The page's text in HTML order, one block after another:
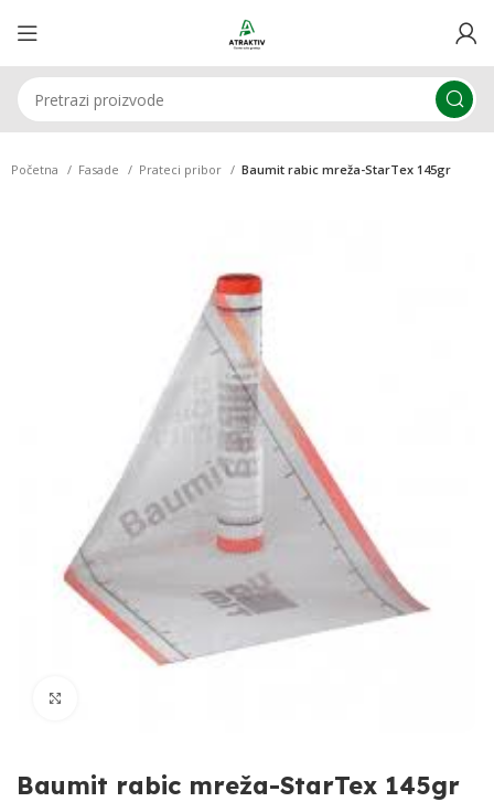
Početna Fasade Prateci pribor Baumit rabic mreža-StarTex 145gr
Baumit rabic mreža-StarTex 145gr